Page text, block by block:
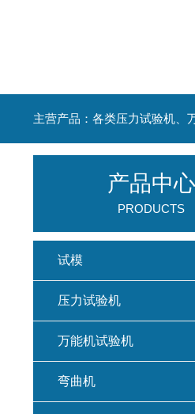
主营产品：各类压力试验机、
产品中心
PRODUCTS
试模
压力试验机
万能机试验机
弯曲机